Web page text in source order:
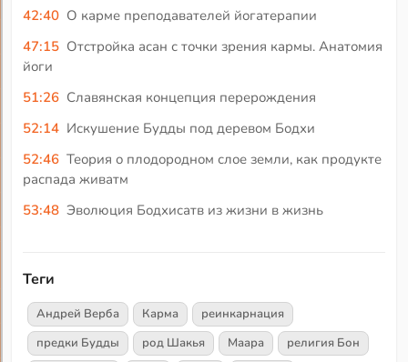
42:40 О карме преподавателей йогатерапии
47:15 Отстройка асан с точки зрения кармы. Анатомия
йоги
51:26 Славянская концепция перерождения
52:14 Искушение Будды под деревом Бодхи
52:46 Теория о плодородном слое земли, как продукте
распада живатм
53:48 Эволюция Бодхисатв из жизни в жизнь
Теги
Андрей Верба Карма
реинкарнация
предки Будды
род Шакья Маара
религия Бон